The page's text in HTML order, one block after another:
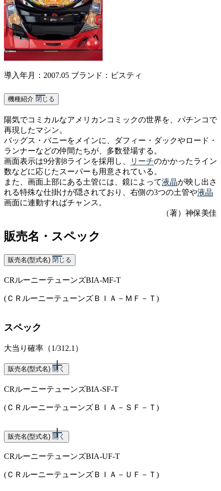
導入年月：2007.05 ブランド：ビスティ
機種紹介 閉じる
陽気でコミカルなアメリカンコミックの世界を、パチンコで
再現したマシン。
バッグス・バニーをメインに、ダフィー・ダックやロード・
ランナーなどの仲間たちが、多数登場する。
画面表示は9分割8ラインを採用し、
リーチのかかったライン
数などに応じたスーパーも用意されている。
また、画面上部にある土管には、鏡によって液晶が映し出さ
れる特殊な仕掛けが隠されており、右側の3つの土管や液晶
画面に連動すればチャンス。
（著）神保美佳
販売名・スペック
販売名(型式名) 閉じる
CRルーニーテューンズBIA-MF-T
(ＣＲルーニーテューンズＢＩＡ－ＭＦ－Ｔ)
スペック
大当り確率（1/312.1）
販売名(型式名) 開く
CRルーニーテューンズBIA-SF-T
(ＣＲルーニーテューンズＢＩＡ－ＳＦ－Ｔ)
販売名(型式名) 開く
CRルーニーテューンズBIA-UF-T
(ＣＲルーニーテューンズＢＩＡ－ＵＦ－Ｔ)